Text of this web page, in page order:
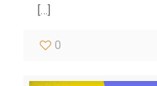
[…]
0